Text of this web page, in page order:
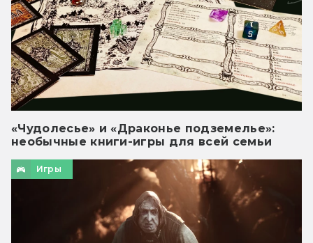
«Чудолесье» и «Драконье подземелье»:
необычные книги-игры для всей семьи
Игры